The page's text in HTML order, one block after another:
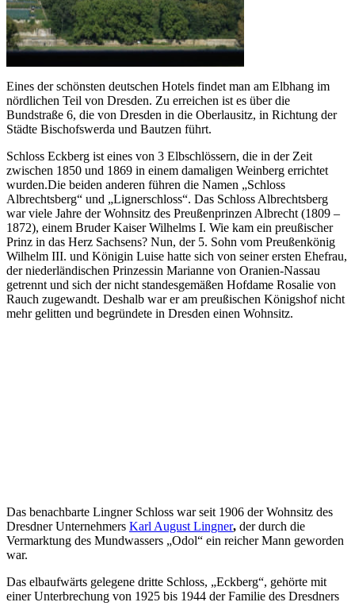
Eines der schönsten deutschen Hotels findet man am Elbhang im
nördlichen Teil von Dresden. Zu erreichen ist es über die
Bundstraße 6, die von Dresden in die Oberlausitz, in Richtung der
Städte Bischofswerda und Bautzen führt.
Schloss Eckberg ist eines von 3 Elbschlössern, die in der Zeit
zwischen 1850 und 1869 in einem damaligen Weinberg errichtet
wurden.Die beiden anderen führen die Namen „Schloss
Albrechtsberg“ und „Lignerschloss“. Das Schloss Albrechtsberg
war viele Jahre der Wohnsitz des Preußenprinzen Albrecht (1809 –
1872), einem Bruder Kaiser Wilhelms I. Wie kam ein preußischer
Prinz in das Herz Sachsens? Nun, der 5. Sohn vom Preußenkönig
Wilhelm III. und Königin Luise hatte sich von seiner ersten Ehefrau,
der niederländischen Prinzessin Marianne von Oranien-Nassau
getrennt und sich der nicht standesgemäßen Hofdame Rosalie von
Rauch zugewandt. Deshalb war er am preußischen Königshof nicht
mehr gelitten und begründete in Dresden einen Wohnsitz.
Das benachbarte Lingner Schloss war seit 1906 der Wohnsitz des
Dresdner Unternehmers Karl August Lingner, der durch die
Vermarktung des Mundwassers „Odol“ ein reicher Mann geworden
war.
Das elbaufwärts gelegene dritte Schloss, „Eckberg“, gehörte mit
einer Unterbrechung von 1925 bis 1944 der Familie des Dresdners